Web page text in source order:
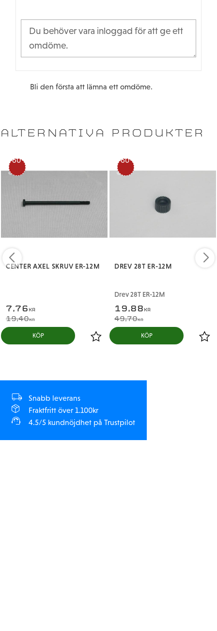
Bli den första att lämna ett omdöme.
ALTERNATIVA PRODUKTER
CENTER AXEL SKRUV ER-12M
7,76 KR
19,40KR
60
%
KÖP
DREV 28T ER-12M
Drev 28T ER-12M
19,88 KR
49,70KR
60
%
KÖP
Snabb leverans
Fraktfritt över 1.100kr
4.5/5 kundnöjdhet på Trustpilot